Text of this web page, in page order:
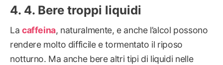
4. Bere troppi liquidi
La caffeina, naturalmente, e anche l’alcol possono
rendere molto difficile e tormentato il riposo
notturno. Ma anche bere altri tipi di liquidi nelle